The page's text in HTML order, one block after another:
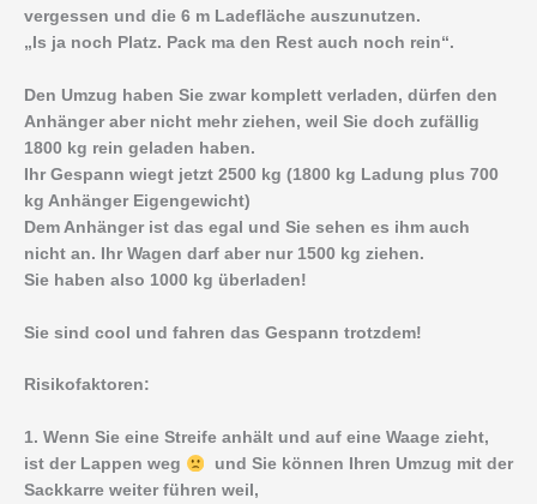
vergessen und die 6 m Ladefläche auszunutzen.
„Is ja noch Platz. Pack ma den Rest auch noch rein“.
Den Umzug haben Sie zwar komplett verladen, dürfen den
Anhänger aber nicht mehr ziehen, weil Sie doch zufällig
1800 kg rein geladen haben.
Ihr Gespann wiegt jetzt 2500 kg (1800 kg Ladung plus 700
kg Anhänger Eigengewicht)
Dem Anhänger ist das egal und Sie sehen es ihm auch
nicht an. Ihr Wagen darf aber nur 1500 kg ziehen.
Sie haben also 1000 kg überladen!
Sie sind cool und fahren das Gespann trotzdem!
Risikofaktoren:
1. Wenn Sie eine Streife anhält und auf eine Waage zieht,
ist der Lappen weg
und Sie können Ihren Umzug mit der
Sackkarre weiter führen weil,